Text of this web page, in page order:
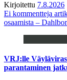
Kirjoitettu 7.8.2026
Ei kommentteja
osaamista –
VRJ:lle
parantaminen